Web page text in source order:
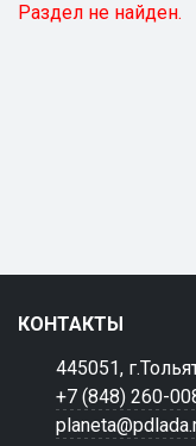
Раздел не найден.
КОНТАКТЫ
445051,
+7 (848) 260-